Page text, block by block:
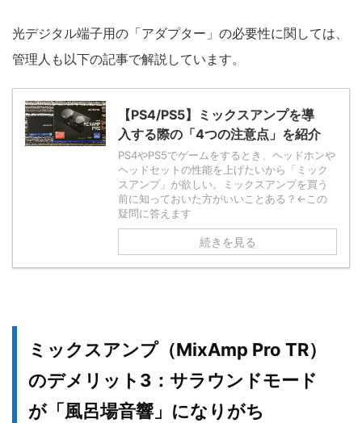
光デジタル端子用の「アダプター」の必要性に関しては、
管理人も以下の記事で解説しています。
【PS4/PS5】ミックスアンプを導
入する際の「4つの注意点」を紹介
PS4やPS5でゲームをするとき、ヘッドホンや
ヘッドセットの性能を上げたいから「ミック
スアンプ」が欲しい。ミックスアンプを買う
前に知っておいた方がいいことある？←この
疑問に答えます
続きを見る
ミックスアンプ（MixAmp Pro TR）
のデメリット3：サラウンドモード
が「風呂場音響」になりがち